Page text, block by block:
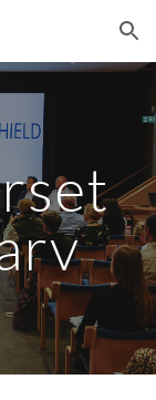
Skip to navigation